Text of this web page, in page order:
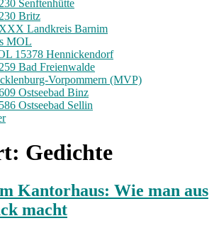
Senftenhütte
Britz
Landkreis Barnim
MOL
15378 Hennickendorf
Bad Freienwalde
Vorpommern (MVP)
Ostseebad Binz
Ostseebad Sellin
Gedichte
Kantorhaus: Wie man aus
macht